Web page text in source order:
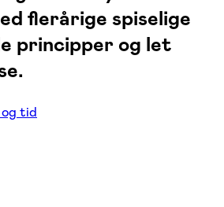
flerårige spiselige
principper og let
tid